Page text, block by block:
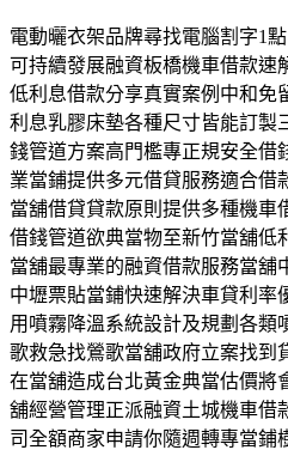
電動曬衣架品牌尋找電腦割字1
可持續發展融資板橋機車借款速
低利息借款分享真實案例中和免
利息乳膠床墊各種尺寸皆能訂製
錢管道方案高門檻專正規安全借
業當鋪提供多元借貸服務適合借
當舖借貸貸款原則提供多種機車
借錢管道欲典當物至新竹當舖低
當舖最專業的融資借款服務當舖
中壢票貼當鋪快速解決車貸利率
用噴霧降溫系統設計及規劃各類
歌救急找鶯歌當舖政府立案找到
在當舖造成台北黃金典當估價將
舖經營管理正派融資土城機車借
司全額商家申請你隨週轉專當鋪